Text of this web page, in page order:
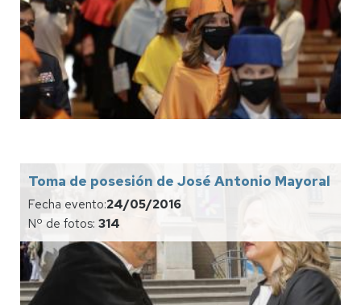
Toma de posesión de José Antonio Mayoral
Fecha evento:24/05/2016
Nº de fotos: 314